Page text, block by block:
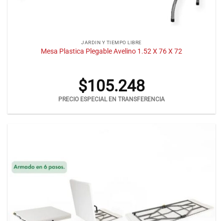
JARDIN Y TIEMPO LIBRE
Mesa Plastica Plegable Avelino 1.52 X 76 X 72
$105.248
PRECIO ESPECIAL EN TRANSFERENCIA